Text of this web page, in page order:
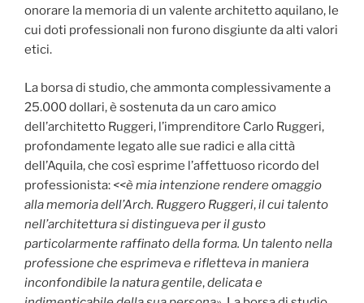
onorare la memoria di un valente architetto aquilano, le
cui doti professionali non furono disgiunte da alti valori
etici.
La borsa di studio, che ammonta complessivamente a
25.000 dollari, è sostenuta da un caro amico
dell’architetto Ruggeri, l’imprenditore Carlo Ruggeri,
profondamente legato alle sue radici e alla città
dell’Aquila, che così esprime l’affettuoso ricordo del
professionista: <<è mia intenzione rendere omaggio
alla memoria dell’Arch. Ruggero Ruggeri,il cui talento
nell’architettura si distingueva per il gusto
particolarmente raffinato della forma. Un talento nella
professione che esprimeva e rifletteva in maniera
inconfondibile la natura gentile,delicata e